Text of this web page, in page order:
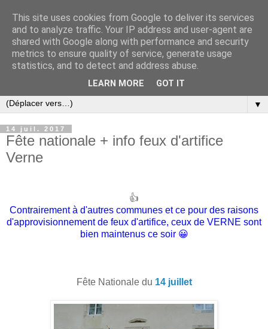
▼
14 juil. 2017
Fête nationale + info feux d'artifice
Verne
👍
Contrairement à d'autres communes et ce pour des raisons
d'approvisionnement de feux d'artifice, ceux de VERNE sont
bien maintenus ce soir 😀
Fête Nationale du 14 juillet
This site uses cookies from Google to deliver its services
and to analyze traffic. Your IP address and user-agent are
shared with Google along with performance and security
metrics to ensure quality of service, generate usage
statistics, and to detect and address abuse.
LEARN MORE GOT IT